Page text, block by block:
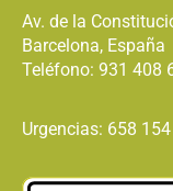
Av. de la
Barcelona, España
Teléfono: 931 408
Urgencias: 658